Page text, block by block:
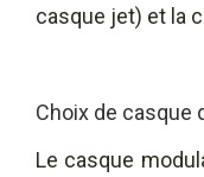
casque jet) et la
Choix de casque
Le casque